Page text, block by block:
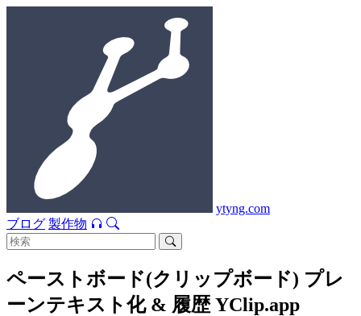
ytyng.com
ブログ 製作物
ペーストボード(クリップボード) プレ
ーンテキスト化 & 履歴 YClip.app